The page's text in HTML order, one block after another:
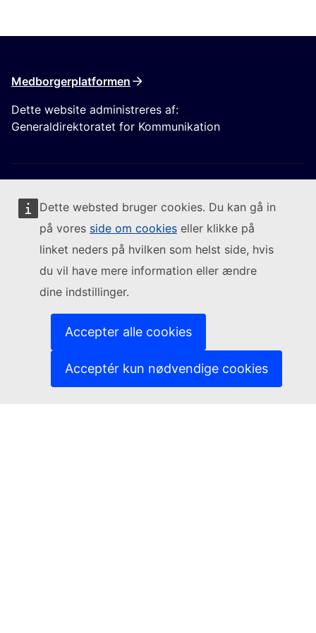
Dette websted bruger cookies. Du kan gå in
på vores side om cookies eller klikke på
linket neders på hvilken som helst side, hvis
du vil have mere information eller ændre
dine indstillinger.
Accepter alle cookies
Acceptér kun nødvendige cookies
Medborgerplatformen
Dette website administreres af:
Generaldirektoratet for Kommunikation
Følg Europa-Kommissionen
Kontakt os (Eksternt link)
Indberet en IT-sårbarhed
Sprog på vores websites(Eksternt link)
(Eksternt link)
Databeskyttelsespolitik
Juridisk meddelelse
(Eksternt link)